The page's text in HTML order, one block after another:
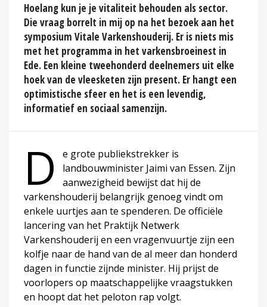
Hoelang kun je je vitaliteit behouden als sector.
Die vraag borrelt in mij op na het bezoek aan het
symposium Vitale Varkenshouderij. Er is niets mis
met het programma in het varkensbroeinest in
Ede. Een kleine tweehonderd deelnemers uit elke
hoek van de vleesketen zijn present. Er hangt een
optimistische sfeer en het is een levendig,
informatief en sociaal samenzijn.
D
e grote publiekstrekker is
landbouwminister Jaimi van Essen. Zijn
aanwezigheid bewijst dat hij de
varkenshouderij belangrijk genoeg vindt om
enkele uurtjes aan te spenderen. De officiële
lancering van het Praktijk Netwerk
Varkenshouderij en een vragenvuurtje zijn een
kolfje naar de hand van de al meer dan honderd
dagen in functie zijnde minister. Hij prijst de
voorlopers op maatschappelijke vraagstukken
en hoopt dat het peloton rap volgt.